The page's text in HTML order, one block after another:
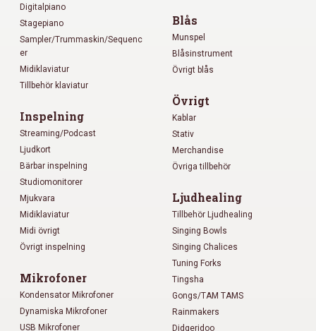
Digitalpiano
Stagepiano
Sampler/Trummaskin/Sequenc
er
Midiklaviatur
Tillbehör klaviatur
Inspelning
Streaming/Podcast
Ljudkort
Bärbar inspelning
Studiomonitorer
Mjukvara
Midiklaviatur
Midi övrigt
Övrigt inspelning
Mikrofoner
Kondensator Mikrofoner
Dynamiska Mikrofoner
USB Mikrofoner
Blås
Munspel
Blåsinstrument
Övrigt blås
Övrigt
Kablar
Stativ
Merchandise
Övriga tillbehör
Ljudhealing
Tillbehör Ljudhealing
Singing Bowls
Singing Chalices
Tuning Forks
Tingsha
Gongs/TAM TAMS
Rainmakers
Didgeridoo